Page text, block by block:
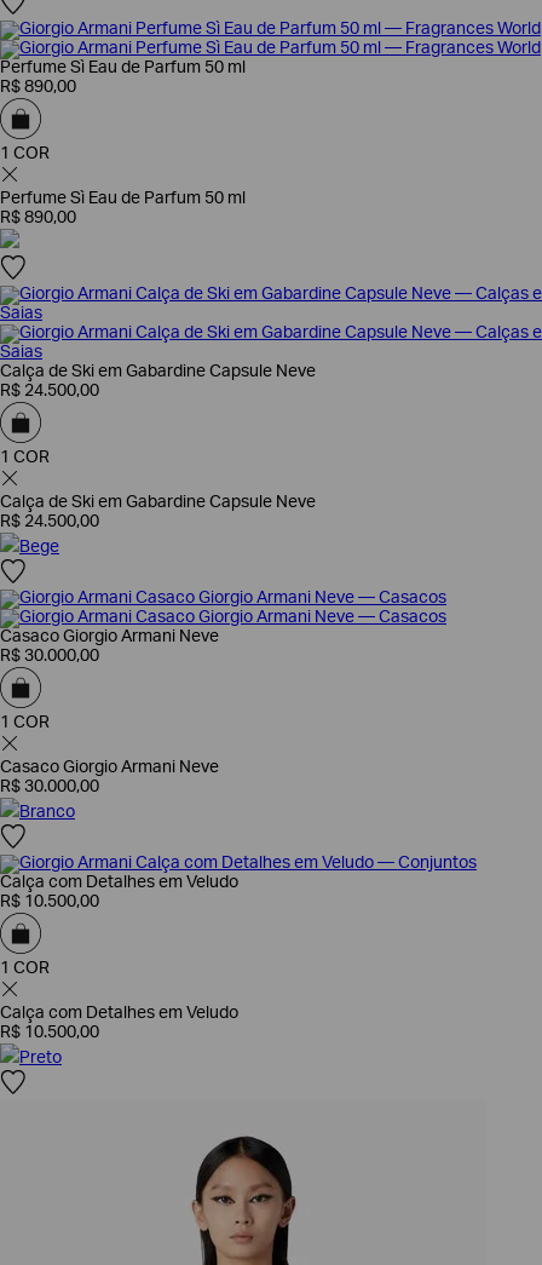
Perfume Sì Eau de Parfum 50 ml
R$ 890,00
1 COR
Perfume Sì Eau de Parfum 50 ml
R$ 890,00
Calça de Ski em Gabardine Capsule Neve
R$ 24.500,00
1 COR
Calça de Ski em Gabardine Capsule Neve
R$ 24.500,00
Bege
Casaco Giorgio Armani Neve
R$ 30.000,00
1 COR
Casaco Giorgio Armani Neve
R$ 30.000,00
Branco
Calça com Detalhes em Veludo
R$ 10.500,00
1 COR
Calça com Detalhes em Veludo
R$ 10.500,00
Preto